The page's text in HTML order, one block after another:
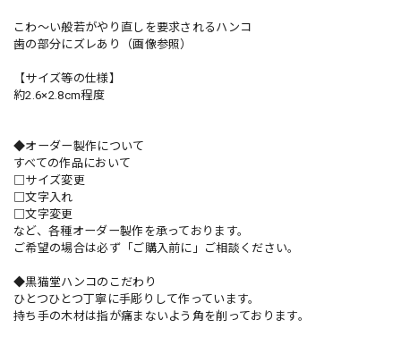
こわ〜い般若がやり直しを要求されるハンコ
歯の部分にズレあり（画像参照）
【サイズ等の仕様】
約2.6×2.8cm程度
◆オーダー製作について
すべての作品において
□サイズ変更
□文字入れ
□文字変更
など、各種オーダー製作を承っております。
ご希望の場合は必ず「ご購入前に」ご相談ください。
◆黒猫堂ハンコのこだわり
ひとつひとつ丁寧に手彫りして作っています。
持ち手の木材は指が痛まないよう角を削っております。